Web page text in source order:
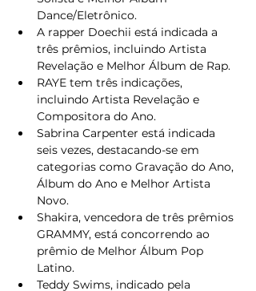
Dance/Eletrônico.
A rapper Doechii está indicada a
três prêmios, incluindo Artista
Revelação e Melhor Álbum de Rap.
RAYE tem três indicações,
incluindo Artista Revelação e
Compositora do Ano.
Sabrina Carpenter está indicada
seis vezes, destacando-se em
categorias como Gravação do Ano,
Álbum do Ano e Melhor Artista
Novo.
Shakira, vencedora de três prêmios
GRAMMY, está concorrendo ao
prêmio de Melhor Álbum Pop
Latino.
Teddy Swims, indicado pela